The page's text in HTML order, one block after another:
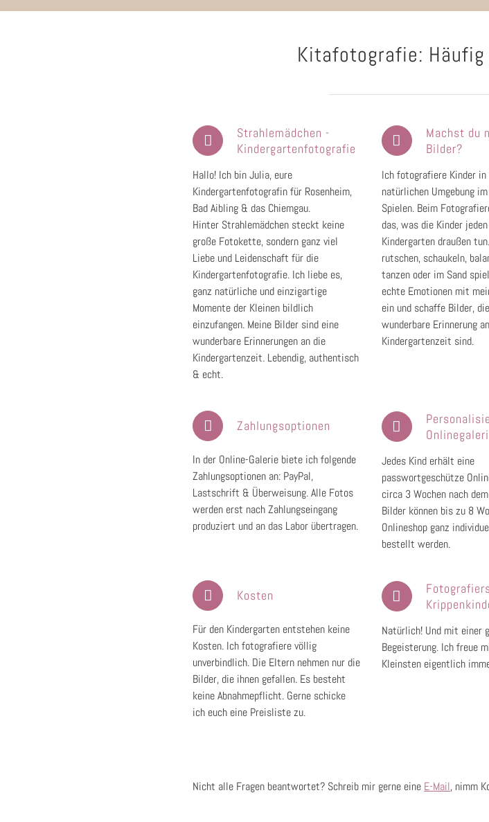
Kitafotografie:
Strahlemädchen -
Kindergartenfotografie
Hallo! Ich bin Julia, eure
Kindergartenfotografin für Rosenheim,
Bad Aibling & das Chiemgau.
Hinter Strahlemädchen steckt keine
große Fotokette, sondern ganz viel
Liebe und Leidenschaft für die
Kindergartenfotografie. Ich liebe es,
ganz natürliche und einzigartige
Momente der Kleinen bildlich
einzufangen. Meine Bilder sind eine
wunderbare Erinnerungen an die
Kindergartenzeit. Lebendig, authentisch
& echt.
Machst du
Bilder?
Ich fotografiere Kinder
natürlichen Umgebung
Spielen. Beim
das, was die Kinder
Kindergarten draußen
rutschen, schaukeln,
tanzen oder im Sand
echte Emotionen mit
ein und schaffe Bilder,
wunderbare Erinnerung
Kindergartenzeit sind.
Zahlungsoptionen
In der Online-Galerie biete ich folgende
Zahlungsoptionen an: PayPal,
Lastschrift & Überweisung. Alle Fotos
werden erst nach Zahlungseingang
produziert und an das Labor übertragen.
Jedes Kind erhält eine
passwortgeschütze
circa 3 Wochen nach
Bilder können bis zu 8
Onlineshop ganz
bestellt werden.
Kosten
Für den Kindergarten entstehen keine
Kosten. Ich fotografiere völlig
unverbindlich. Die Eltern nehmen nur die
Bilder, die ihnen gefallen. Es besteht
keine Abnahmepflicht. Gerne schicke
ich euch eine Preisliste zu.
Natürlich! Und mit einer
Begeisterung. Ich freue
Kleinsten eigentlich
Nicht alle Fragen beantwortet? Schreib mir gerne eine E-Mail, nimm